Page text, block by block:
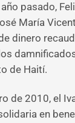
pasado,
María
dinero
de Haití.
de 2010, el
en